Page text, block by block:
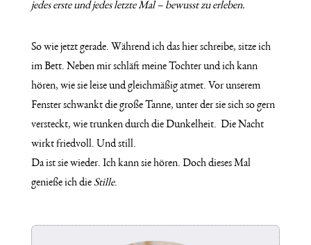
jedes erste und jedes letzte Mal – bewusst zu erleben.
So wie jetzt gerade. Während ich das hier schreibe, sitze ich
im Bett. Neben mir schläft meine Tochter und ich kann
hören, wie sie leise und gleichmäßig atmet. Vor unserem
Fenster schwankt die große Tanne, unter der sie sich so gern
versteckt, wie trunken durch die Dunkelheit. Die Nacht
wirkt friedvoll. Und still.
Da ist sie wieder. Ich kann sie hören. Doch dieses Mal
genieße ich die Stille.